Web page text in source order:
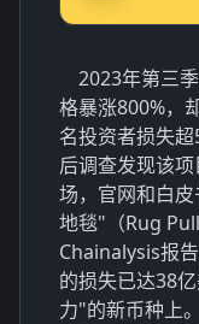
2023年第三
格暴涨800%，
名投资者损失
后调查发现该
场，官网和白
地毯"（Rug
Chainalysis报
的损失已达38
力"的新币种上